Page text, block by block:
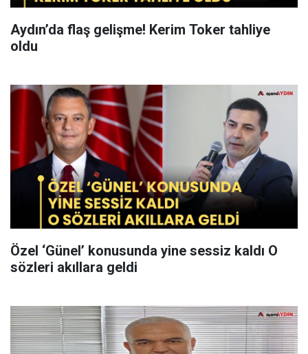
Aydın’da flaş gelişme! Kerim Toker tahliye
oldu
Özel ‘Günel’ konusunda yine sessiz kaldı O
sözleri akıllara geldi